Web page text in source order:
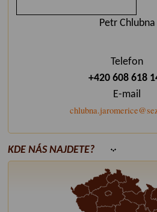
Petr Chlubna
Telefon
+420 608 618
E-mail
KDE NÁS NAJDETE?